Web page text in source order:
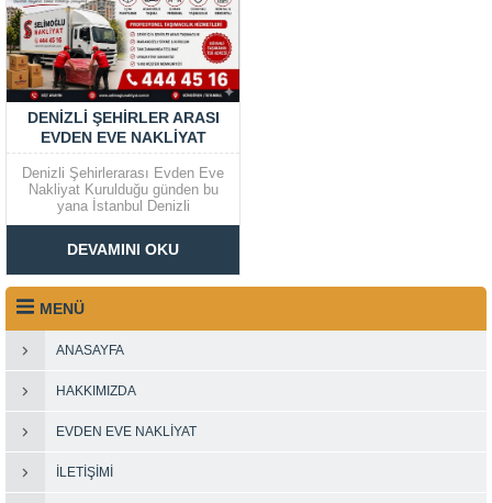
DENIZLI ŞEHIRLER ARASI
EVDEN EVE NAKLIYAT
Denizli Şehirlerarası Evden Eve
Nakliyat Kurulduğu günden bu
yana İstanbul Denizli
şehirlerarası evden eve nakliyat
hizmetleri en kısa sürede
ayağınıza kadar getirmektedir.
Evden Eve Nakliyat İstanbul
Denizli şehirlerarası evden eve
DEVAMINI OKU
MENÜ
ANASAYFA
HAKKIMIZDA
EVDEN EVE NAKLIYAT
İLETIŞIMI